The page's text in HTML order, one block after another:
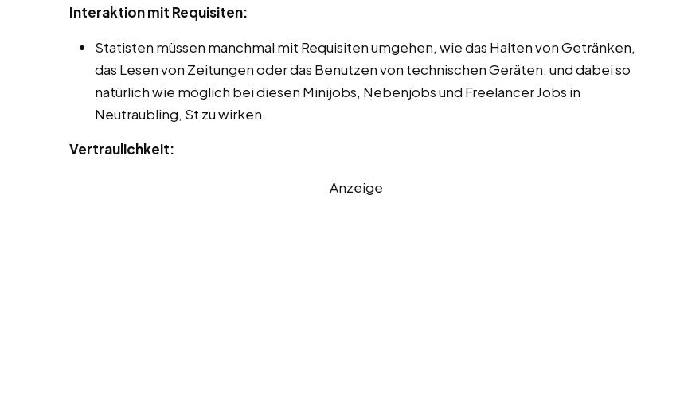
Interaktion mit Requisiten:
Statisten müssen manchmal mit Requisiten umgehen, wie das Halten von Getränken,
das Lesen von Zeitungen oder das Benutzen von technischen Geräten, und dabei so
natürlich wie möglich bei diesen Minijobs, Nebenjobs und Freelancer Jobs in
Neutraubling, St zu wirken.
Vertraulichkeit:
Anzeige